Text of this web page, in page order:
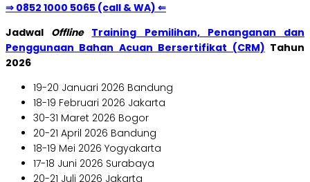
⇒ 0852 1000 5065 (call & WA) ⇐
Jadwal Offline Training Pemilihan, Penanganan dan
Penggunaan Bahan Acuan Bersertifikat (CRM) Tahun
2026
19-20 Januari 2026 Bandung
18-19 Februari 2026 Jakarta
30-31 Maret 2026 Bogor
20-21 April 2026 Bandung
18-19 Mei 2026 Yogyakarta
17-18 Juni 2026 Surabaya
20-21 Juli 2026 Jakarta